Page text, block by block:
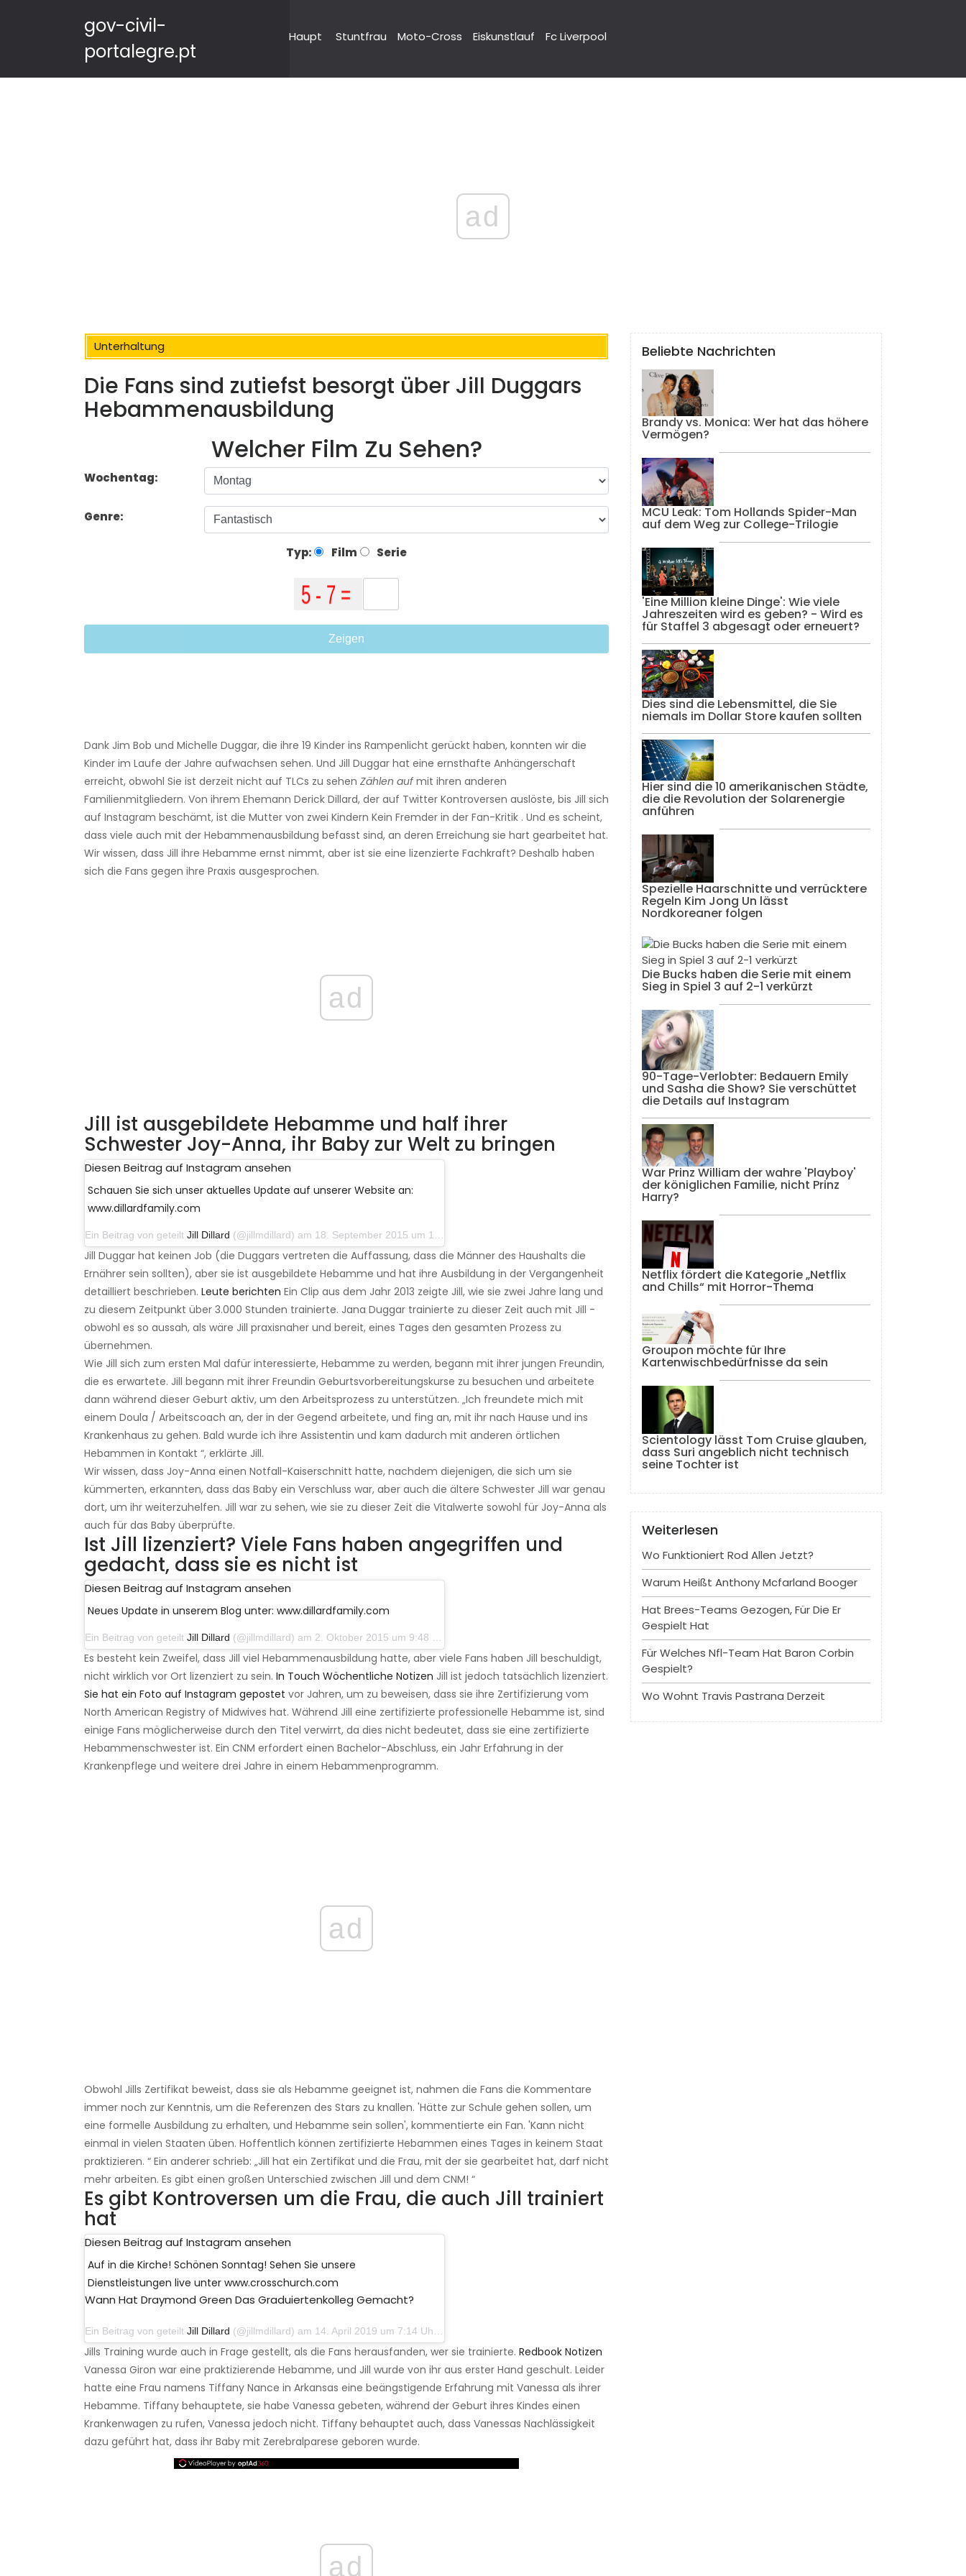
gov-civil-
portalegre.pt
Haupt Stuntfrau Moto-Cross Eiskunstlauf Fc Liverpool
ad
Unterhaltung
Die Fans sind zutiefst besorgt über Jill Duggars
Hebammenausbildung
Welcher Film Zu Sehen?
Wochentag:
Genre:
Typ: Film Serie
Zeigen
Dank Jim Bob und Michelle Duggar, die ihre 19 Kinder ins Rampenlicht gerückt haben, konnten wir die
Kinder im Laufe der Jahre aufwachsen sehen. Und Jill Duggar hat eine ernsthafte Anhängerschaft
erreicht, obwohl Sie ist derzeit nicht auf TLCs zu sehen Zählen aufmit ihren anderen
Familienmitgliedern. Von ihrem Ehemann Derick Dillard, der auf Twitter Kontroversen auslöste, bis Jill sich
auf Instagram beschämt, ist die Mutter von zwei Kindern Kein Fremder in der Fan-Kritik . Und es scheint,
dass viele auch mit der Hebammenausbildung befasst sind, an deren Erreichung sie hart gearbeitet hat.
Wir wissen, dass Jill ihre Hebamme ernst nimmt, aber ist sie eine lizenzierte Fachkraft? Deshalb haben
sich die Fans gegen ihre Praxis ausgesprochen.
ad
Jill ist ausgebildete Hebamme und half ihrer
Schwester Joy-Anna, ihr Baby zur Welt zu bringen
Diesen Beitrag auf Instagram ansehen
Schauen Sie sich unser aktuelles Update auf unserer Website an:
www.dillardfamily.com
Ein Beitrag von geteilt Jill Dillard (@jillmdillard) am 18. September 2015 um 15:05 Uhr PDT
Jill Duggar hat keinen Job (die Duggars vertreten die Auffassung, dass die Männer des Haushalts die
Ernährer sein sollten), aber sie ist ausgebildete Hebamme und hat ihre Ausbildung in der Vergangenheit
detailliert beschrieben. Leute berichten Ein Clip aus dem Jahr 2013 zeigte Jill, wie sie zwei Jahre lang und
zu diesem Zeitpunkt über 3.000 Stunden trainierte. Jana Duggar trainierte zu dieser Zeit auch mit Jill -
obwohl es so aussah, als wäre Jill praxisnaher und bereit, eines Tages den gesamten Prozess zu
übernehmen.
Wie Jill sich zum ersten Mal dafür interessierte, Hebamme zu werden, begann mit ihrer jungen Freundin,
die es erwartete. Jill begann mit ihrer Freundin Geburtsvorbereitungskurse zu besuchen und arbeitete
dann während dieser Geburt aktiv, um den Arbeitsprozess zu unterstützen. „Ich freundete mich mit
einem Doula / Arbeitscoach an, der in der Gegend arbeitete, und fing an, mit ihr nach Hause und ins
Krankenhaus zu gehen. Bald wurde ich ihre Assistentin und kam dadurch mit anderen örtlichen
Hebammen in Kontakt “, erklärte Jill.
Wir wissen, dass Joy-Anna einen Notfall-Kaiserschnitt hatte, nachdem diejenigen, die sich um sie
kümmerten, erkannten, dass das Baby ein Verschluss war, aber auch die ältere Schwester Jill war genau
dort, um ihr weiterzuhelfen. Jill war zu sehen, wie sie zu dieser Zeit die Vitalwerte sowohl für Joy-Anna als
auch für das Baby überprüfte.
Ist Jill lizenziert? Viele Fans haben angegriffen und
gedacht, dass sie es nicht ist
Diesen Beitrag auf Instagram ansehen
Neues Update in unserem Blog unter: www.dillardfamily.com
Ein Beitrag von geteilt Jill Dillard (@jillmdillard) am 2. Oktober 2015 um 9:48 Uhr PDT
Es besteht kein Zweifel, dass Jill viel Hebammenausbildung hatte, aber viele Fans haben Jill beschuldigt,
nicht wirklich vor Ort lizenziert zu sein. In Touch Wöchentliche Notizen Jill ist jedoch tatsächlich lizenziert.
Sie hat ein Foto auf Instagram gepostet vor Jahren, um zu beweisen, dass sie ihre Zertifizierung vom
North American Registry of Midwives hat. Während Jill eine zertifizierte professionelle Hebamme ist, sind
einige Fans möglicherweise durch den Titel verwirrt, da dies nicht bedeutet, dass sie eine zertifizierte
Hebammenschwester ist. Ein CNM erfordert einen Bachelor-Abschluss, ein Jahr Erfahrung in der
Krankenpflege und weitere drei Jahre in einem Hebammenprogramm.
ad
Obwohl Jills Zertifikat beweist, dass sie als Hebamme geeignet ist, nahmen die Fans die Kommentare
immer noch zur Kenntnis, um die Referenzen des Stars zu knallen. 'Hätte zur Schule gehen sollen, um
eine formelle Ausbildung zu erhalten, und Hebamme sein sollen', kommentierte ein Fan. 'Kann nicht
einmal in vielen Staaten üben. Hoffentlich können zertifizierte Hebammen eines Tages in keinem Staat
praktizieren. “ Ein anderer schrieb: „Jill hat ein Zertifikat und die Frau, mit der sie gearbeitet hat, darf nicht
mehr arbeiten. Es gibt einen großen Unterschied zwischen Jill und dem CNM! “
Es gibt Kontroversen um die Frau, die auch Jill trainiert
hat
Diesen Beitrag auf Instagram ansehen
Auf in die Kirche! Schönen Sonntag! Sehen Sie unsere
Dienstleistungen live unter www.crosschurch.com
Wann Hat Draymond Green Das Graduiertenkolleg Gemacht?
Ein Beitrag von geteilt Jill Dillard (@jillmdillard) am 14. April 2019 um 7:14 Uhr PDT
Jills Training wurde auch in Frage gestellt, als die Fans herausfanden, wer sie trainierte. Redbook Notizen
Vanessa Giron war eine praktizierende Hebamme, und Jill wurde von ihr aus erster Hand geschult. Leider
hatte eine Frau namens Tiffany Nance in Arkansas eine beängstigende Erfahrung mit Vanessa als ihrer
Hebamme. Tiffany behauptete, sie habe Vanessa gebeten, während der Geburt ihres Kindes einen
Krankenwagen zu rufen, Vanessa jedoch nicht. Tiffany behauptet auch, dass Vanessas Nachlässigkeit
dazu geführt hat, dass ihr Baby mit Zerebralparese geboren wurde.
ad
Beliebte Nachrichten
Brandy vs. Monica: Wer hat das höhere
Vermögen?
MCU Leak: Tom Hollands Spider-Man
auf dem Weg zur College-Trilogie
'Eine Million kleine Dinge': Wie viele
Jahreszeiten wird es geben? - Wird es
für Staffel 3 abgesagt oder erneuert?
Dies sind die Lebensmittel, die Sie
niemals im Dollar Store kaufen sollten
Hier sind die 10 amerikanischen Städte,
die die Revolution der Solarenergie
anführen
Spezielle Haarschnitte und verrücktere
Regeln Kim Jong Un lässt
Nordkoreaner folgen
Die Bucks haben die Serie mit einem
Sieg in Spiel 3 auf 2-1 verkürzt
90-Tage-Verlobter: Bedauern Emily
und Sasha die Show? Sie verschüttet
die Details auf Instagram
War Prinz William der wahre 'Playboy'
der königlichen Familie, nicht Prinz
Harry?
Netflix fördert die Kategorie „Netflix
and Chills“ mit Horror-Thema
Groupon möchte für Ihre
Kartenwischbedürfnisse da sein
Scientology lässt Tom Cruise glauben,
dass Suri angeblich nicht technisch
seine Tochter ist
Weiterlesen
Wo Funktioniert Rod Allen Jetzt?
Warum Heißt Anthony Mcfarland Booger
Hat Brees-Teams Gezogen, Für Die Er
Gespielt Hat
Für Welches Nfl-Team Hat Baron Corbin
Gespielt?
Wo Wohnt Travis Pastrana Derzeit